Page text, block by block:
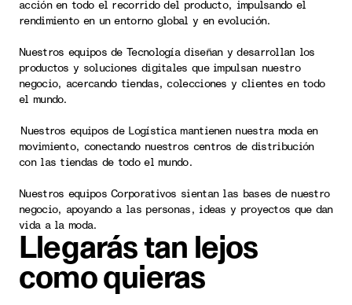
acción en todo el recorrido del producto, impulsando el
rendimiento en un entorno global y en evolución.
Nuestros equipos de Tecnología diseñan y desarrollan los
productos y soluciones digitales que impulsan nuestro
negocio, acercando tiendas, colecciones y clientes en todo
el mundo.
Nuestros equipos de Logística mantienen nuestra moda en
movimiento, conectando nuestros centros de distribución
con las tiendas de todo el mundo.
Nuestros equipos Corporativos sientan las bases de nuestro
negocio, apoyando a las personas, ideas y proyectos que dan
vida a la moda.
Llegarás tan lejos
como quieras